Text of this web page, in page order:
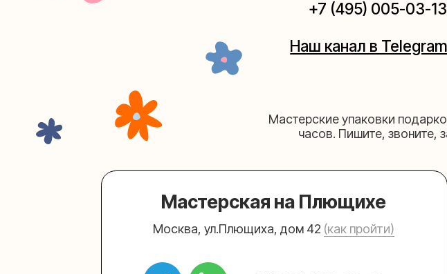
часов. Пишите, звоните,
Москва, ул.Плющиха, дом 42
Мастерская на Плющихе
+7 (980) 495-03-13